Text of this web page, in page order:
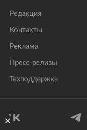
Редакция
Контакты
Реклама
Пресс-релизы
Техподдержка